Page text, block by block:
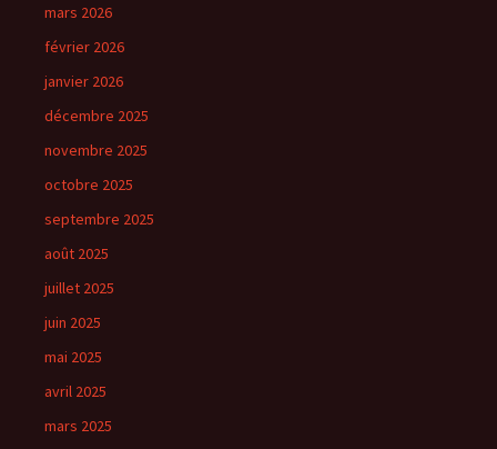
mars 2026
février 2026
janvier 2026
décembre 2025
novembre 2025
octobre 2025
septembre 2025
août 2025
juillet 2025
juin 2025
mai 2025
avril 2025
mars 2025